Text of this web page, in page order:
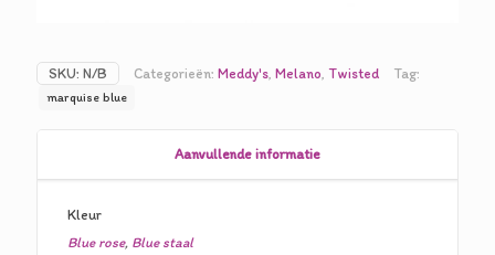
SKU: N/B Categorieën: Meddy's, Melano, Twisted Tag:
marquise blue
Aanvullende informatie
Kleur
Blue rose, Blue staal